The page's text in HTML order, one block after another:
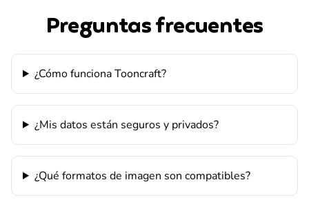
Preguntas frecuentes
¿Cómo funciona Tooncraft?
¿Mis datos están seguros y privados?
¿Qué formatos de imagen son compatibles?